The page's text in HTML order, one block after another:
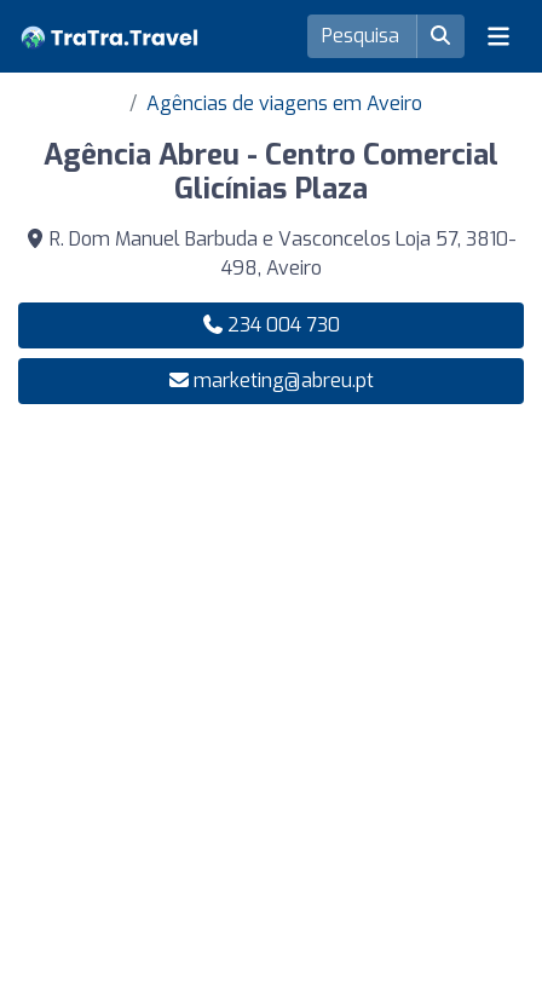
Agências de viagens em Aveiro
Agência Abreu - Centro Comercial
Glicínias Plaza
R. Dom Manuel Barbuda e Vasconcelos Loja 57, 3810-
498, Aveiro
234 004 730
marketing@abreu.pt